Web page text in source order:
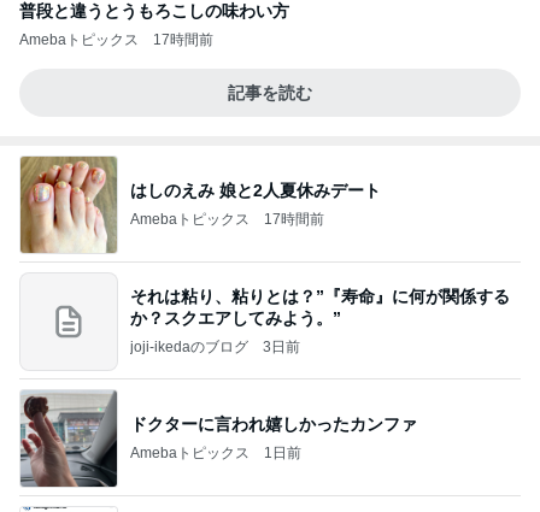
普段と違うとうもろこしの味わい方
Amebaトピックス 17時間前
記事を読む
はしのえみ 娘と2人夏休みデート
Amebaトピックス 17時間前
それは粘り、粘りとは？”『寿命』に何が関係する
か？スクエアしてみよう。”
joji-ikedaのブログ 3日前
ドクターに言われ嬉しかったカンファ
Amebaトピックス 1日前